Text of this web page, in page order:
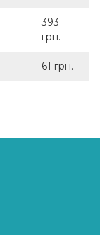
393
грн.
61 грн.